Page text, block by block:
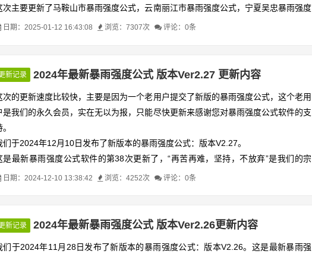
次主要更新了马鞍山市暴雨强度公式，云南丽江市暴雨强度公式，宁夏吴忠暴雨强度
式，江苏张家港暴雨强度公式等
日期：2025-01-12 16:43:08 浏览：7307次 评论：0条
新记录 2024年最新暴雨强度公式 版本Ver2.27 更新内容
次的更新速度比较快，主要是因为一个老用户提交了新版的暴雨强度公式，这个老用
是我们的永久会员，实在无以为报，只能尽快更新来感谢您对暴雨强度公式软件的支
们于2024年12月10日发布了新版本的暴雨强度公式：版本V2.27。
是最新暴雨强度公式软件的第38次更新了，“再苦再难，坚持，不放弃”是我们的宗
。
日期：2024-12-10 13:38:42 浏览：4252次 评论：0条
新记录 2024年最新暴雨强度公式 版本Ver2.26更新内容
们于2024年11月28日发布了新版本的暴雨强度公式：版本V2.26。这是最新暴雨强